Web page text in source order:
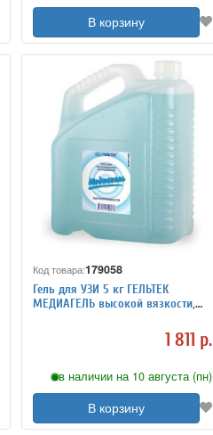
В корзину
Код товара:179058
Гель для УЗИ 5 кг ГЕЛЬТЕК
МЕДИАГЕЛЬ высокой вязкости,
1 811 р.
в наличии на 10 августа (пн)
В корзину